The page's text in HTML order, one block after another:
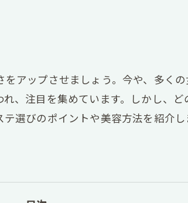
アップさせましょう。今や、多く
、注目を集めています。しかし、
選びのポイントや美容方法を紹介